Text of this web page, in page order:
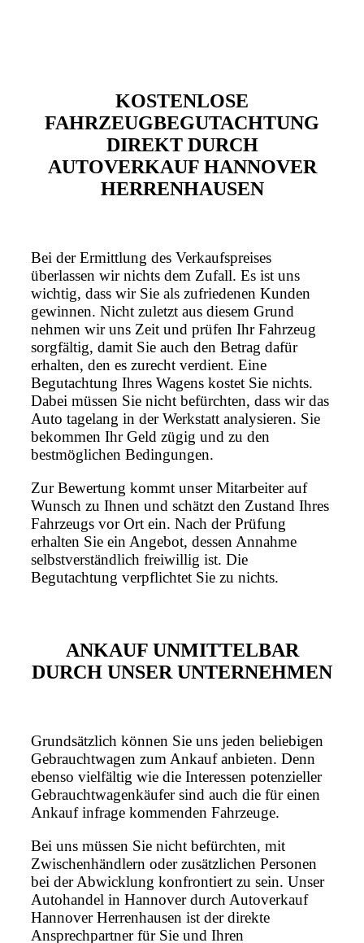
KOSTENLOSE
FAHRZEUGBEGUTACHTUNG
DIREKT DURCH
AUTOVERKAUF HANNOVER
HERRENHAUSEN
Bei der Ermittlung des Verkaufspreises
überlassen wir nichts dem Zufall. Es ist uns
wichtig, dass wir Sie als zufriedenen Kunden
gewinnen. Nicht zuletzt aus diesem Grund
nehmen wir uns Zeit und prüfen Ihr Fahrzeug
sorgfältig, damit Sie auch den Betrag dafür
erhalten, den es zurecht verdient. Eine
Begutachtung Ihres Wagens kostet Sie nichts.
Dabei müssen Sie nicht befürchten, dass wir das
Auto tagelang in der Werkstatt analysieren. Sie
bekommen Ihr Geld zügig und zu den
bestmöglichen Bedingungen.
Zur Bewertung kommt unser Mitarbeiter auf
Wunsch zu Ihnen und schätzt den Zustand Ihres
Fahrzeugs vor Ort ein. Nach der Prüfung
erhalten Sie ein Angebot, dessen Annahme
selbstverständlich freiwillig ist. Die
Begutachtung verpflichtet Sie zu nichts.
ANKAUF UNMITTELBAR
DURCH UNSER UNTERNEHMEN
Grundsätzlich können Sie uns jeden beliebigen
Gebrauchtwagen zum Ankauf anbieten. Denn
ebenso vielfältig wie die Interessen potenzieller
Gebrauchtwagenkäufer sind auch die für einen
Ankauf infrage kommenden Fahrzeuge.
Bei uns müssen Sie nicht befürchten, mit
Zwischenhändlern oder zusätzlichen Personen
bei der Abwicklung konfrontiert zu sein. Unser
Autohandel in Hannover durch Autoverkauf
Hannover Herrenhausen ist der direkte
Ansprechpartner für Sie und Ihren